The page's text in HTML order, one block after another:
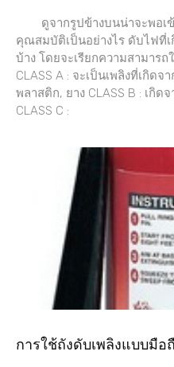
ดูจากรูปข้างบนน่าจะพอเข้
คุณสมบัติเป็นอย่างไร ดับไฟที่เ
บ้าง โดยจะเรียกความสามารถ
CLASS A : จะเป็นเพลิงที่เกิดจ
พลาสติก, ยาง CLASS B : เกิด
CLASS C :
การใช้ถังดับเพลิงแบบมือ